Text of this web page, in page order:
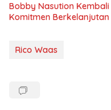
Bobby Nasution
Komitmen
Rico Waas